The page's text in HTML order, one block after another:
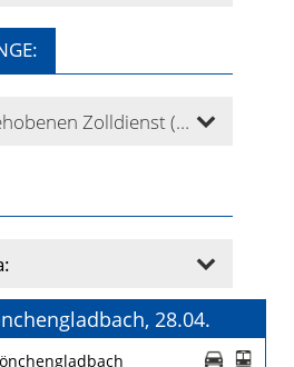
Zolldienst (m/w/d)
28.04.